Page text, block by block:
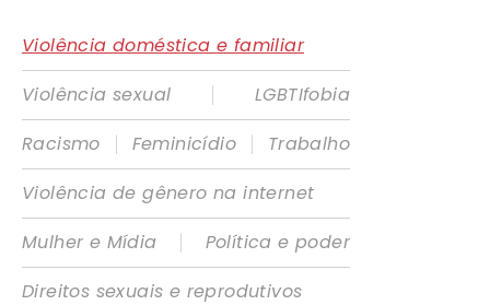
Violência doméstica e familiar
Violência sexual
|
LGBTIfobia
Racismo
| Feminicídio |
Trabalho
Violência de gênero na internet
Mulher e Mídia
|
Política e poder
Direitos sexuais e reprodutivos